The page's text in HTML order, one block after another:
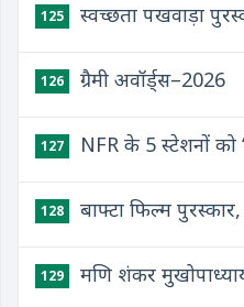
125 स्वच्छता पखवाड़ा
126 ग्रैमी अवॉर्ड्स–2026
127 NFR के 5 स्टेशनों को
128 बाफ्टा फिल्म
129 मणि शंकर